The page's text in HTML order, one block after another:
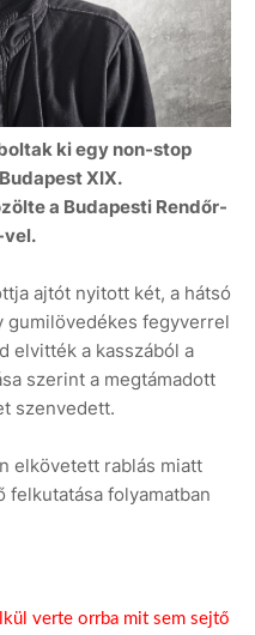
ki egy non-stop
XIX.
a Budapesti Rendőr-
vel.
ajtót nyitott két, a hátsó
gumilövedékes fegyverrel
elvitték a kasszából a
szerint a megtámadott
szenvedett.
elkövetett rablás miatt
felkutatása folyamatban
verte orrba mit sem sejtő